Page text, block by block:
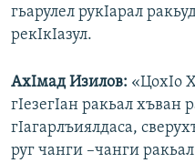
гьарулел рукIарал
рекIкIазул.
АхIмад Изилов: «ЦохIо
гIезегIан ракьал хъван
гIагарлъиялдаса,
руг чанги –чанги